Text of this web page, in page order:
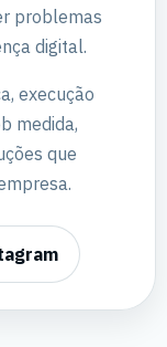
problemas
digital.
execução
medida,
que